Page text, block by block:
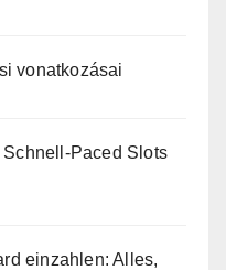
vonatkozásai
Slots
einzahlen: Alles,